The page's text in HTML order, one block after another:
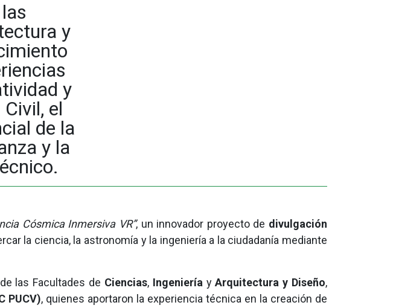
y
y
el
de la
y la
Cósmica Inmersiva VR”, un innovador proyecto de divulgación
la ciencia, la astronomía y la ingeniería a la ciudadanía mediante
las Facultades de Ciencias, IngenieríayArquitectura y Diseño,
PUCV), quienes aportaron la experiencia técnica en la creación de